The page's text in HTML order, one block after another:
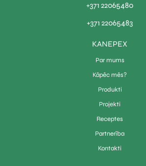
+371 22065480
+371 22065483
KANEPEX
Par mums
Kāpēc mēs?
Produkti
Projekti
Receptes
Partnerība
Kontakti